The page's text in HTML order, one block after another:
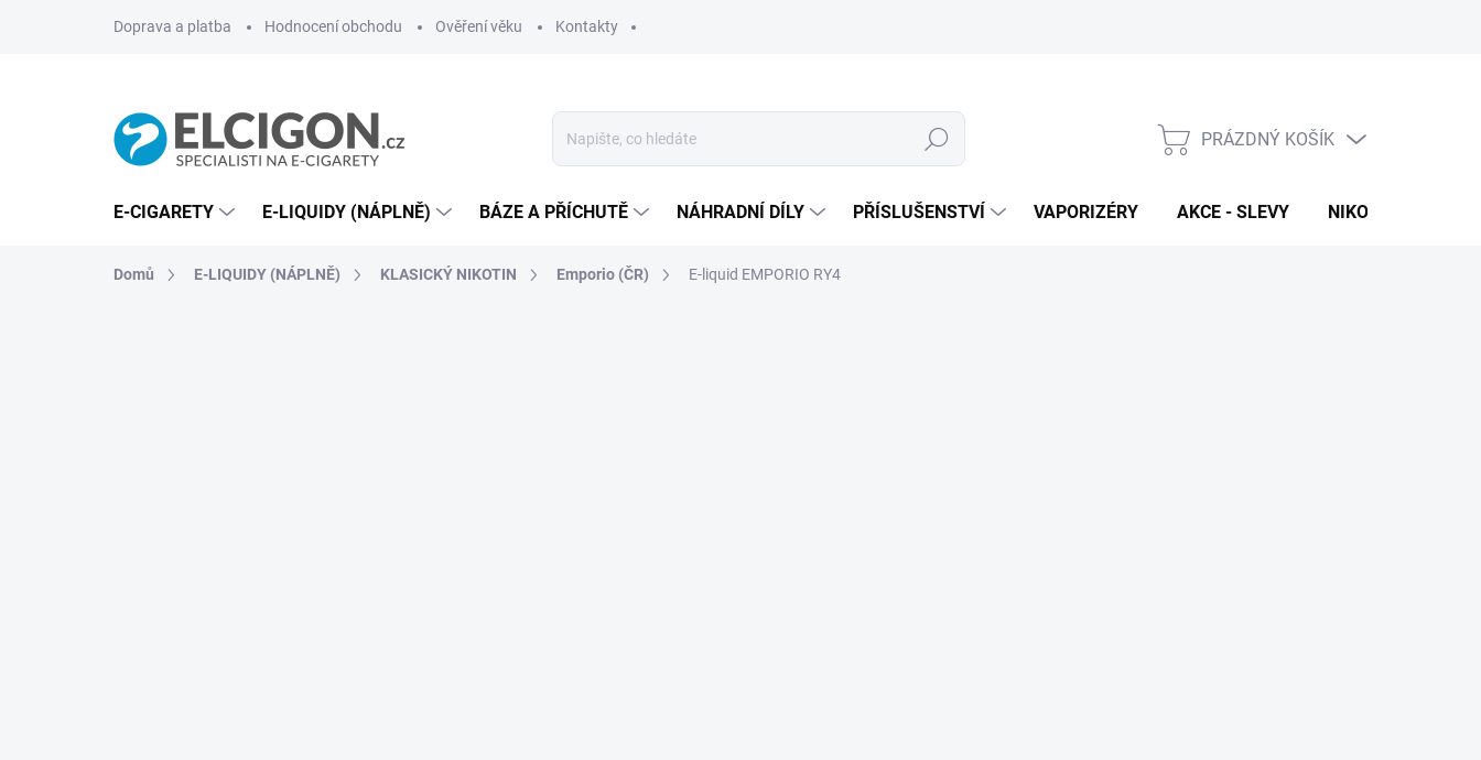
Doprava a platba Hodnocení obchodu Ověření věku Kontakty
Hledat
NÁKUPNÍ
PRÁZDNÝ KOŠÍK
E-CIGARETY E-LIQUIDY (NÁPLNĚ) BÁZE A PŘÍCHUTĚ NÁHRADNÍ DÍLY PŘÍSLUŠENSTVÍ VAPORIZÉRY AKCE - SLEVY NIKOTINOVÉ
Domů E-LIQUIDY (NÁPLNĚ) KLASICKÝ NIKOTIN Emporio (ČR) E-liquid EMPORIO RY4